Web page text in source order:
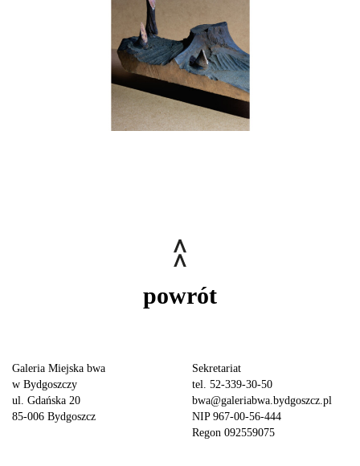
powrót
Galeria Miejska bwa
w Bydgoszczy
ul. Gdańska 20
85-006 Bydgoszcz
Sekretariat
tel. 52-339-30-50
bwa@galeriabwa.bydgoszcz.pl
NIP 967-00-56-444
Regon 092559075